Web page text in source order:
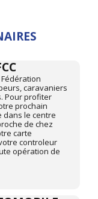
caravaniers
Pour profiter
prochain
dans le centre
de chez
carte
controleur
opération de